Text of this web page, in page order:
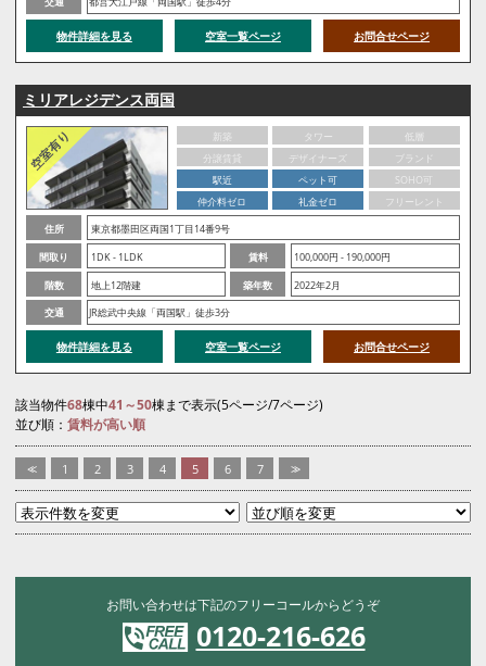
物件詳細を見る 空室一覧ページ お問合せページ
ミリアレジデンス両国
新築 タワー
低層
分譲賃貸
デザイナーズ
ブランド
駅近
ペット可
SOHO可
仲介料ゼロ
礼金ゼロ
フリーレント
住所
東京都墨田区両国1丁目14番9号
間取り
1DK - 1LDK 賃料
100,000円 - 190,000円
階数
地上12階建 築年数
2022年2月
交通
JR総武中央線「両国駅」徒歩3分
物件詳細を見る 空室一覧ページ お問合せページ
該当物件68棟中41～50棟まで表示(5ページ/7ページ)
並び順： 賃料が高い順
<< 1 2 3 4 5 6 7 >>
お問い合わせは下記のフリーコールからどうぞ
0120-216-626